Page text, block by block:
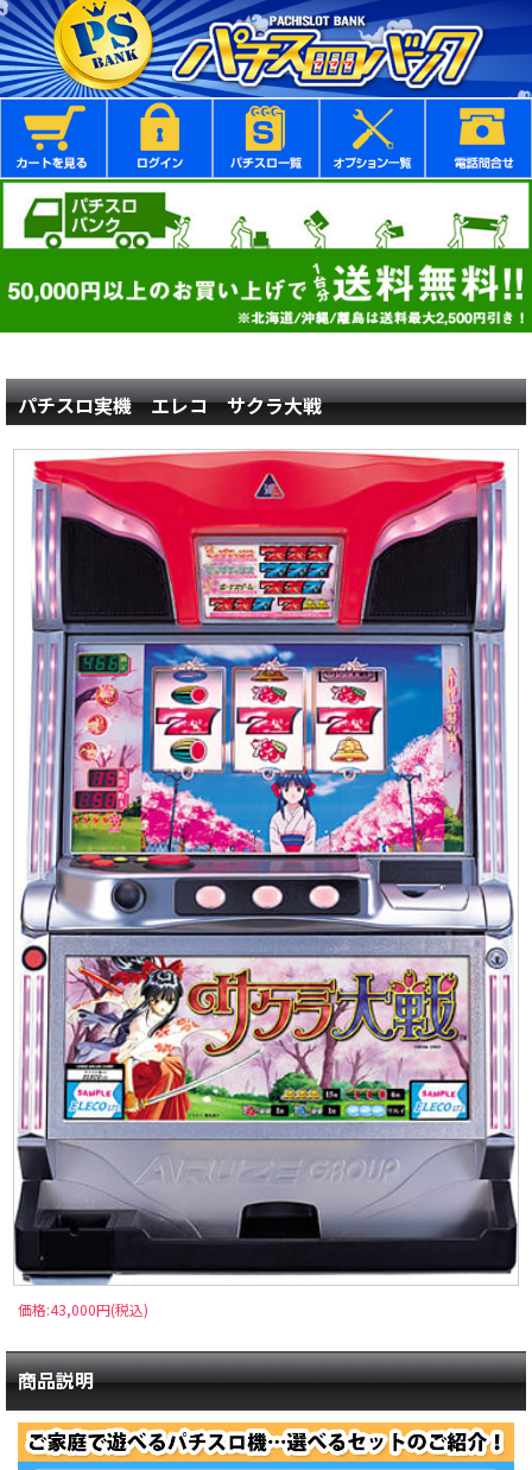
パチスロ実機 エレコ サクラ大戦
価格:43,000円(税込)
商品説明